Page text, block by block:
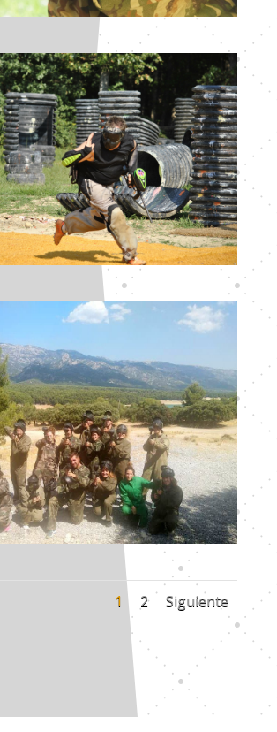
1 2 Siguiente